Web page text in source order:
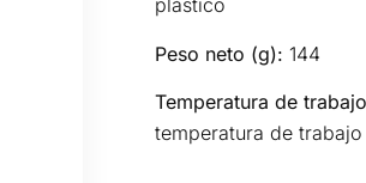
plástico
Peso neto (g): 144
Temperatura de
temperatura de